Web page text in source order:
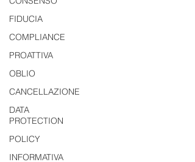
FIDUCIA
COMPLIANCE
PROATTIVA
OBLIO
CANCELLAZIONE
DATA
PROTECTION
POLICY
INFORMATIVA